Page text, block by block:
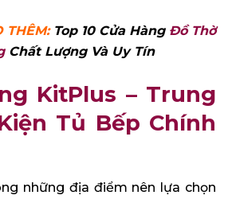
THÊM: Top 10 Cửa Hàng Đồ Thờ
Chất Lượng Và Uy Tín
KitPlus – Trung
Tủ Bếp Chính
những địa điểm nên lựa chọn